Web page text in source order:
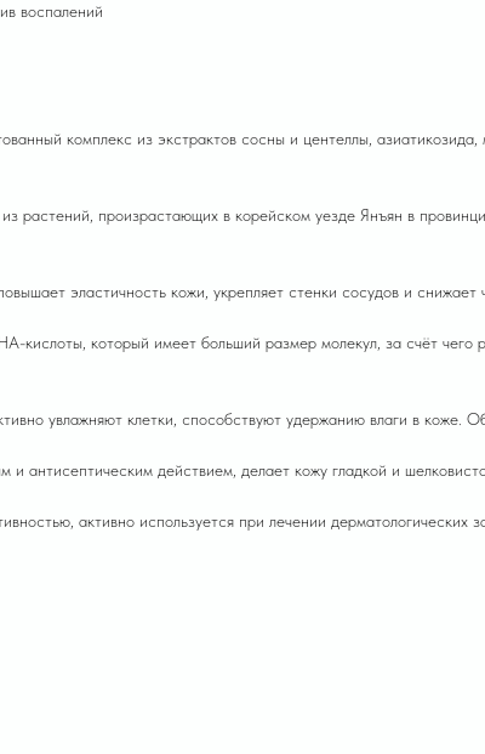
воспалений
комплекс из экстрактов сосны и центеллы,
растений, произрастающих в корейском уезде Янъян в
эластичность кожи, укрепляет стенки сосудов и снижает
кислоты, который имеет больший размер молекул, за счёт чего
увлажняют клетки, способствуют удержанию влаги в коже.
и антисептическим действием, делает кожу гладкой и
активно используется при лечении дерматологических